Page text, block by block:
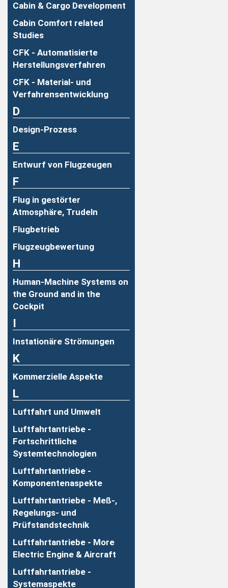
Cabin & Cargo Development
Cabin Comfort related
Studies
CFK - Automatisierte
Herstellungsverfahren
CFK - Material- und
Verfahrensentwicklung
D
Design-Prozess
E
Entwurf von Flugzeugen
F
Flug in gestörter
Atmosphäre, Trudeln
Flugbetrieb
Flugzeugbewertung
H
Human-Machine Systems on
the Ground and in the
Cockpit
I
Instationäre Strömungen
K
Kommerzielle Aspekte
L
Luftfahrt und Umwelt
Luftfahrtantriebe -
Fortschrittliche
Systemtechnologien
Luftfahrtantriebe -
Komponentenaspekte
Luftfahrtantriebe - Meß-,
Regelungs- und
Prüfstandstechnik
Luftfahrtantriebe - More
Electric Engine & Aircraft
Luftfahrtantriebe -
Systemaspekte